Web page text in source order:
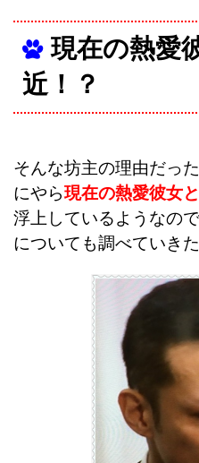
現在の熱愛
近！？
そんな坊主の理由だった
にやら現在の熱愛彼女
浮上しているようなの
についても調べていき